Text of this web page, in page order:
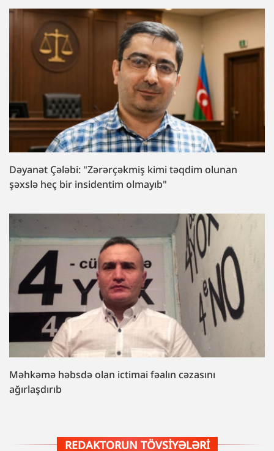
Dəyanət Çələbi: "Zərərçəkmiş kimi təqdim olunan
şəxslə heç bir insidentim olmayıb"
Məhkəmə həbsdə olan ictimai fəalın cəzasını
ağırlaşdırıb
REDAKTORUN TÖVSIYƏLƏRI